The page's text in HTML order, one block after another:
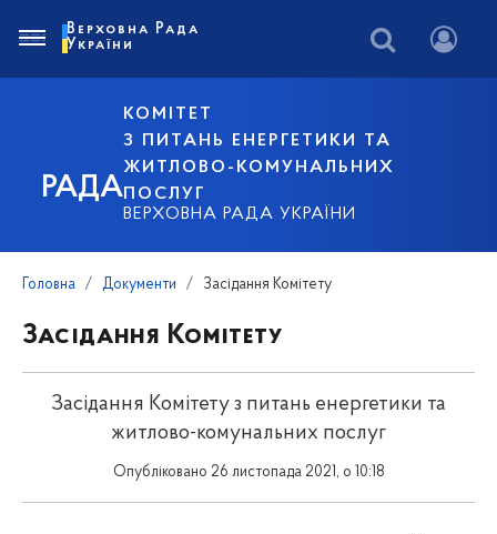
РАДА
КОМІТЕТ
З ПИТАНЬ ЕНЕРГЕТИКИ ТА
ЖИТЛОВО-КОМУНАЛЬНИХ
ПОСЛУГ
ВЕРХОВНА РАДА УКРАЇНИ
Верховна Рада
України
Головна Документи Засідання Комітету
Засідання Комітету
Засідання Комітету з питань енергетики та
житлово-комунальних послуг
Опубліковано 26 листопада 2021, о 10:18